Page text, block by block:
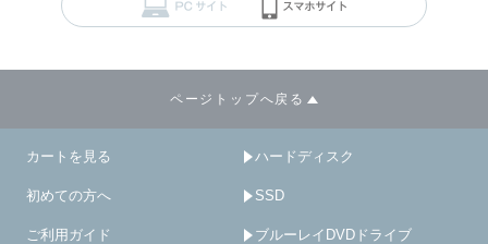
ページトップへ戻る
カートを見る
初めての方へ
ご利用ガイド
ハードディスク
SSD
ブルーレイDVDドライブ